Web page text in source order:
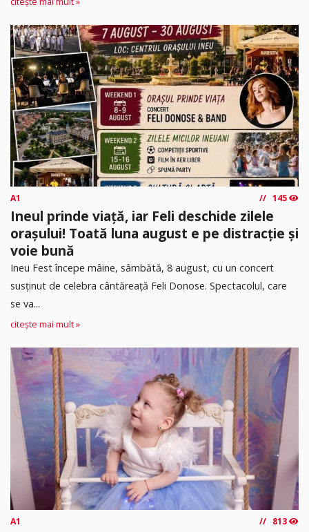
A1 145
Ineul prinde viață, iar Feli deschide zilele
orașului! Toată luna august e pe distracție și
voie bună
Ineu Fest începe mâine, sâmbătă, 8 august, cu un concert
susținut de celebra cântăreață Feli Donose. Spectacolul, care
se va...
citește mai mult »
A1 813